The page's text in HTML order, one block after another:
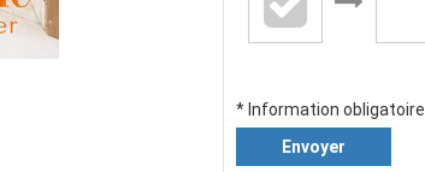
* Information obligatoire
Envoyer